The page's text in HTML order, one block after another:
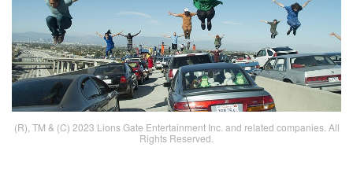
(R), TM & (C) 2023 Lions Gate Entertainment Inc. and related companies. All
Rights Reserved.